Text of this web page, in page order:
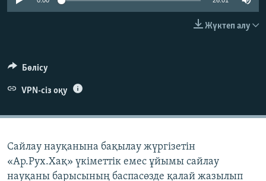
ЖАЗЫЛЫҢЫЗ
Басқа тілдерде
Жүктеп алу
Бөлісу
VPN-сіз оқу
Сайлау науқанына бақылау жүргізетін
«Ар.Руx.Хақ» үкіметтік емес ұйымы сайлау
науқаны барысының баспасөзде қалай жазылып